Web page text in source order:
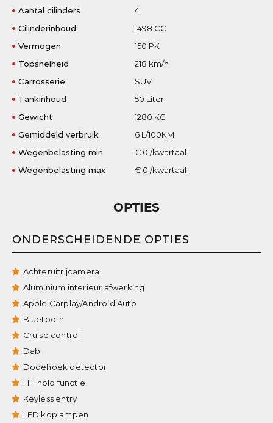
Aantal cilinders
4
Cilinderinhoud
1498 CC
Vermogen
150 PK
Topsnelheid
218 km/h
Carrosserie
SUV
Tankinhoud
50 Liter
Gewicht
1280 KG
Gemiddeld verbruik
6 L/100KM
Wegenbelasting min
€ 0 /kwartaal
Wegenbelasting max
€ 0 /kwartaal
OPTIES
ONDERSCHEIDENDE OPTIES
Achteruitrijcamera
Aluminium interieur afwerking
Apple Carplay/Android Auto
Bluetooth
Cruise control
Dab
Dodehoek detector
Hill hold functie
Keyless entry
LED koplampen